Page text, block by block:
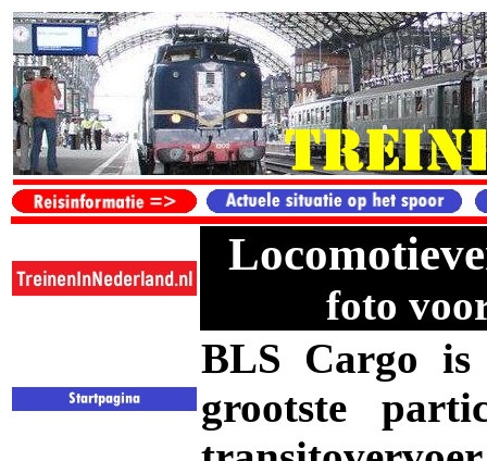
foto
BLS Cargo
grootste